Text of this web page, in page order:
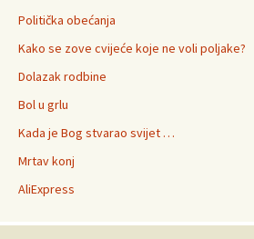
Politička obećanja
Kako se zove cvijeće koje ne voli poljake?
Dolazak rodbine
Bol u grlu
Kada je Bog stvarao svijet …
Mrtav konj
AliExpress